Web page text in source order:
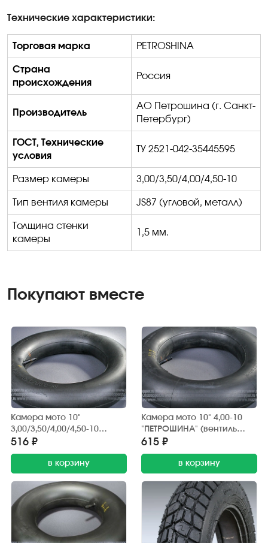
Технические характеристики:
Торговая марка PETROSHINA
Страна
происхождения
Россия
Производитель
АО Петрошина (г. Санкт-
Петербург)
ГОСТ, Технические
условия
ТУ 2521-042-35445595
Размер камеры 3,00/3,50/4,00/4,50-10
Тип вентиля камеры JS87 (угловой, металл)
Толщина стенки
камеры
1,5 мм.
Покупают вместе
Камера мото 10"
3,00/3,50/4,00/4,50-10
"ПЕТРОШИНА" (вентиль
TR13) прямой,
обрезиненный
516 ₽
в корзину
Камера мото 10" 4,00-10
"ПЕТРОШИНА" (вентиль
TR13) прямой,
обрезиненный
615 ₽
в корзину